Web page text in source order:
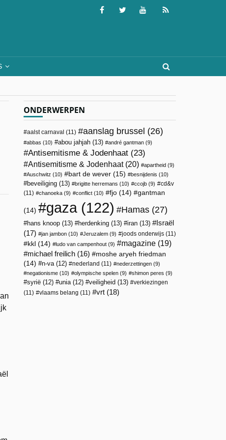
ONDERWERPEN
aalst carnaval (11) aanslag brussel (26)
abbas (10) abou jahjah (13) andré gantman (9)
Antisemitisme & Jodenhaat (23)
Antisemitisme & Jodenhaat(20) apartheid (9)
Auschwitz (10) bart de wever (15) besnijdenis (10)
beveiliging (13) brigitte herremans (10) ccojb (9)
cd&v
(11)
chanoeka (9) conflict (10) fjo (14) gantman
(14) gaza(122) Hamas (27)
hans knoop (13) herdenking (13) iran (13)
Israël
(17)
jan jambon (10) Jeruzalem (9) joods onderwijs (11)
kkl (14) ludo van campenhout (9) magazine (19)
michael freilich (16)
moshe aryeh friedman
(14)
n-va(12) nederland (11) nederzettingen (9)
negationisme (10) olympische spelen (9) shimon peres (9)
syrië (12) unia(12) veiligheid (13)
verkiezingen
(11)
vlaams belang (11) vrt (18)